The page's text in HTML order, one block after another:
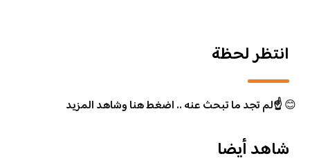
انتظر لحظة
😊☝️لم تجد ما تبحث عنه .. اضغط هنا وشاهد المزيد
شاهد أيضا